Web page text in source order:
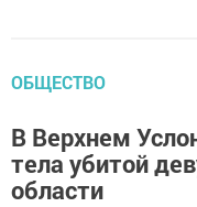
ОБЩЕСТВО
В Верхнем
тела убитой
области